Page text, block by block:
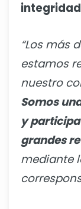
“Los más
estamos
nuestro
Somos
y
grandes
mediante